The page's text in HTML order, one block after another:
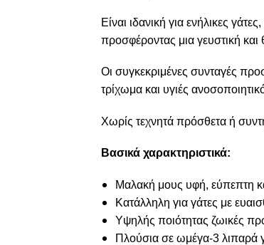
Είναι ιδανική για ενήλικες
προσφέροντας μια γευστική και
Οι συγκεκριμένες συνταγές
τρίχωμα και υγιές
Χωρίς τεχνητά πρόσθετα ή
Βασικά χαρακτηριστικά:
Μαλακή μους υφή, εύπεπτη
Κατάλληλη για γάτες με
Υψηλής ποιότητας ζωικές
Πλούσια σε ωμέγα-3 λιπαρά